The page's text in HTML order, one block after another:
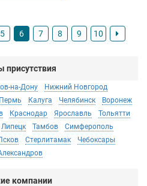
5 6 7 8 9 10
присутствия
на-Дону
Нижний Новгород
Пермь Калуга Челябинск
Воронеж
Краснодар Ярославль
Тольятти
Липецк Тамбов
Симферополь
Стерлитамак
Чебоксары
компании